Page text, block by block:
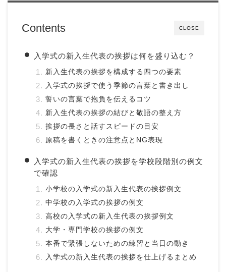
CLOSE
Contents
入学式の新入生代表の挨拶は何を盛り込む？
新入生代表の挨拶を構成する四つの要素
入学式の挨拶で使う季節の言葉と書き出し
誓いの言葉で抱負を伝えるコツ
新入生代表の挨拶の結びと敬語の整え方
挨拶の長さと話すスピードの目安
原稿を書くときの注意点とNG表現
入学式の新入生代表の挨拶を学校段階別の例文
で確認
小学校の入学式の新入生代表の挨拶例文
中学校の入学式の挨拶の例文
高校の入学式の新入生代表の挨拶例文
大学・専門学校の挨拶の例文
本番で緊張しないための練習と当日の動き
入学式の新入生代表の挨拶を仕上げるまとめ